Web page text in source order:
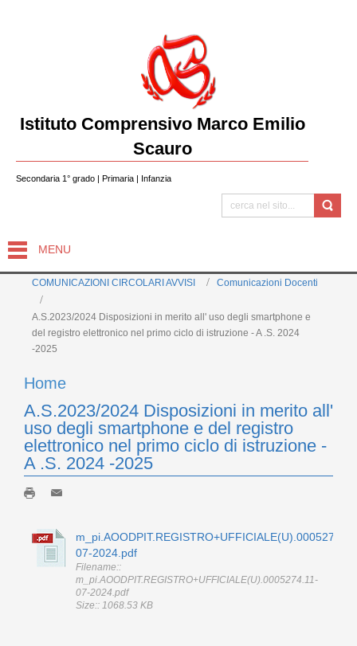
Istituto Comprensivo Marco Emilio
Scauro
Secondaria 1° grado | Primaria | Infanzia
MENU
COMUNICAZIONI CIRCOLARI AVVISI Comunicazioni Docenti
A.S.2023/2024 Disposizioni in merito all' uso degli smartphone e
del registro elettronico nel primo ciclo di istruzione - A .S. 2024
-2025
Home
A.S.2023/2024 Disposizioni in merito all'
uso degli smartphone e del registro
elettronico nel primo ciclo di istruzione -
A .S. 2024 -2025
07-2024.pdf
Filename::
m_pi.AOODPIT.REGISTRO+UFFICIALE(U).0005274.11-
07-2024.pdf
Size:: 1068.53 KB